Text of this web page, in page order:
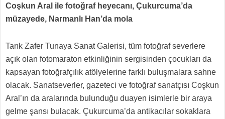
Coşkun Aral ile fotoğraf heyecanı, Çukurcuma’da
müzayede, Narmanlı Han’da mola
Tarık Zafer Tunaya Sanat Galerisi, tüm fotoğraf severlere
açık olan fotomaraton etkinliğinin sergisinden çocukları da
kapsayan fotoğrafçılık atölyelerine farklı buluşmalara sahne
olacak. Sanatseverler, gazeteci ve fotoğraf sanatçısı Coşkun
Aral’ın da aralarında bulunduğu duayen isimlerle bir araya
gelme şansı bulacak. Çukurcuma’da antikacılar sokaklara